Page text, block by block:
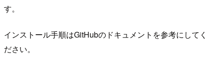
す。
インストール手順はGitHubのドキュメントを参考にしてく
ださい。